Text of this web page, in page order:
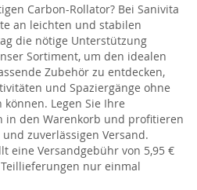
Carbon-Rollator? Bei Sanivita
an leichten und stabilen
die nötige Unterstützung
Sortiment, um den idealen
Zubehör zu entdecken,
und Spaziergänge ohne
Legen Sie Ihre
in den Warenkorb und profitieren
zuverlässigen Versand.
eine Versandgebühr von 5,95 €
nur einmal